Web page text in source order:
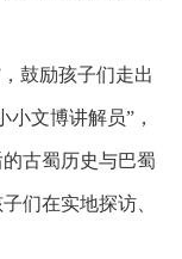
鼓励孩子们走出
文博讲解员”，
古蜀历史与巴蜀
们在实地探访、